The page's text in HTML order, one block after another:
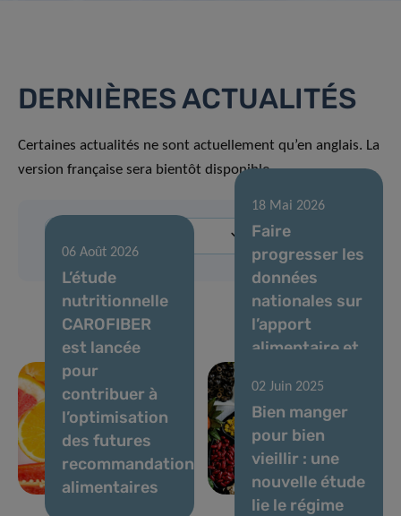
DERNIÈRES ACTUALITÉS
Certaines actualités ne sont actuellement qu’en anglais. La
version française sera bientôt disponible.
06 Août 2026
L’étude
nutritionnelle
CAROFIBER
est lancée
pour
contribuer à
l’optimisation
des futures
recommandations
alimentaires
18 Mai 2026
Faire
progresser les
données
nationales sur
l’apport
alimentaire et
des risques
chimiques et
nutritionnels
au
Luxembourg
02 Juin 2025
Bien manger
pour bien
vieillir : une
nouvelle étude
lie le régime